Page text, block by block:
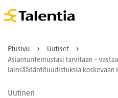
Etusivu
Uutiset
Asiantuntemustasi tarvitaan –
lainsäädäntöuudistuksia koskevaan
Uutinen